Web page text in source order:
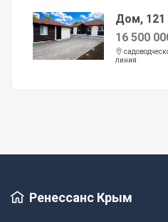
Дом, 121
16 500
линия
Ренессанс Крым